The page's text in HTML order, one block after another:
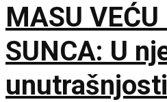
MASU VEĆU
SUNCA: U